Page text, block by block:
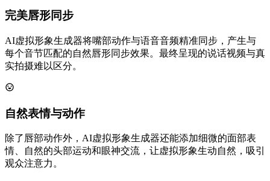
完美唇形同步
AI虚拟形象生成器将嘴部动作与语音音频精准同步，产生与
每个音节匹配的自然唇形同步效果。最终呈现的说话视频与真
实拍摄难以区分。
自然表情与动作
除了唇部动作外，AI虚拟形象生成器还能添加细微的面部表
情、自然的头部运动和眼神交流，让虚拟形象生动自然，吸引
观众注意力。